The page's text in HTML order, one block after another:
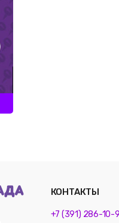
КОНТАКТЫ
+7 (391) 286-10-